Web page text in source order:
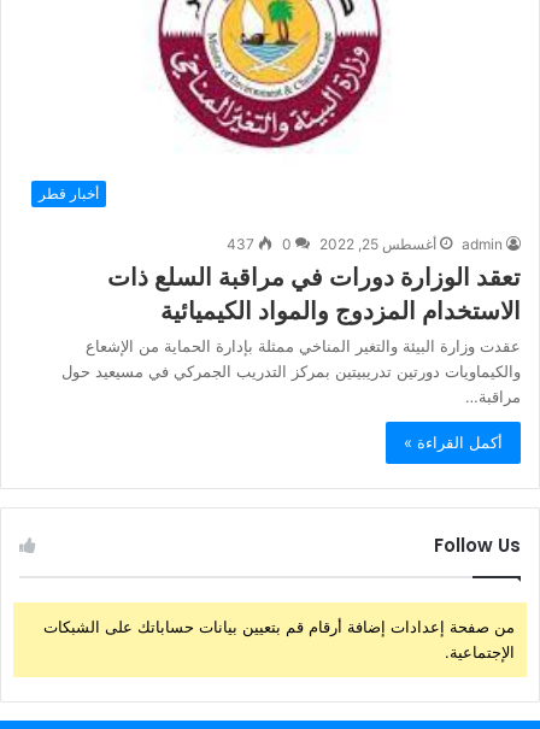
أخبار قطر
admin أغسطس 25, 2022 0
437
تعقد الوزارة دورات في مراقبة السلع ذات
الاستخدام المزدوج والمواد الكيميائية
عقدت وزارة البيئة والتغير المناخي ممثلة بإدارة الحماية من الإشعاع
والكيماويات دورتين تدريبيتين بمركز التدريب الجمركي في مسيعيد حول
مراقبة…
أكمل القراءة »
Follow Us
من صفحة إعدادات إضافة أرقام قم بتعيين بيانات حساباتك على الشبكات
الإجتماعية.